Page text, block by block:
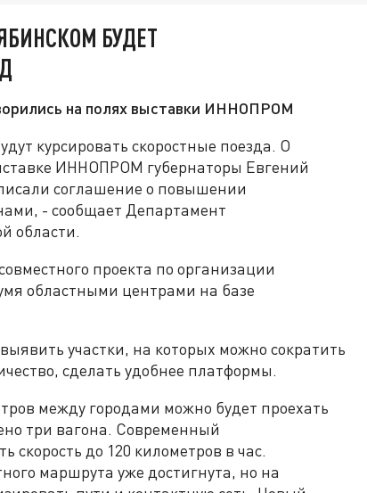
БУДЕТ
на полях выставки ИННОПРОМ
курсировать скоростные поезда. О
ИННОПРОМ губернаторы Евгений
соглашение о повышении
- сообщает Департамент
области.
проекта по организации
областными центрами на базе
участки, на которых можно сократить
сделать удобнее платформы.
между городами можно будет проехать
три вагона. Современный
скорость до 120 километров в час.
маршрута уже достигнута, но на